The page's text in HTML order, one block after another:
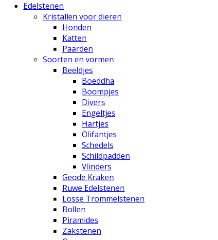
Edelstenen
Kristallen voor dieren
Honden
Katten
Paarden
Soorten en vormen
Beeldjes
Boeddha
Boompjes
Divers
Engeltjes
Hartjes
Olifantjes
Schedels
Schildpadden
Vlinders
Geode Kraken
Ruwe Edelstenen
Losse Trommelstenen
Bollen
Piramides
Zakstenen